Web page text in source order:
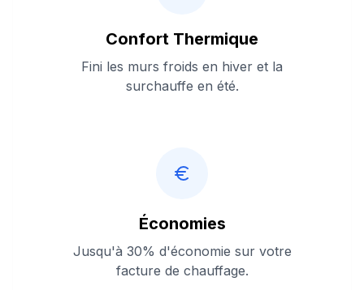
Confort Thermique
Fini les murs froids en hiver et la
surchauffe en été.
Économies
Jusqu'à 30% d'économie sur votre
facture de chauffage.